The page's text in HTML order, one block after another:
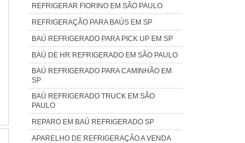
REFRIGERAR FIORINO EM SÃO PAULO
REFRIGERAÇÃO PARA BAÚS EM SP
BAÚ REFRIGERADO PARA PICK UP EM SP
BAÚ DE HR REFRIGERADO EM SÃO PAULO
BAÚ REFRIGERADO PARA CAMINHÃO EM
SP
BAÚ REFRIGERADO TRUCK EM SÃO
PAULO
REPARO EM BAÚ REFRIGERADO SP
APARELHO DE REFRIGERAÇÃO A VENDA